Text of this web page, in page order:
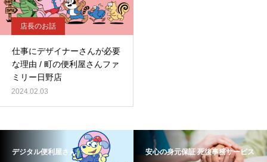
店長のお話
仕事にデザイナーさんが必要
な理由 / 町の便利屋さんファ
ミリー日野店
2024.02.03
デジタル便利屋さん 安心の身元保証 死後事務サービス